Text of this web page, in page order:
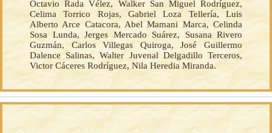
Octavio Rada Vélez, Walker San Miguel Rodríguez,
Celima Torrico Rojas, Gabriel Loza Tellería, Luis
Alberto Arce Catacora, Abel Mamani Marca, Celinda
Sosa Lunda, Jerges Mercado Suárez, Susana Rivero
Guzmán, Carlos Villegas Quiroga, José Guillermo
Dalence Salinas, Walter Juvenal Delgadillo Terceros,
Victor Cáceres Rodríguez, Nila Heredia Miranda.